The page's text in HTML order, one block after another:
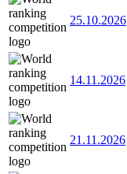
25.10.2026
14.11.2026
21.11.2026